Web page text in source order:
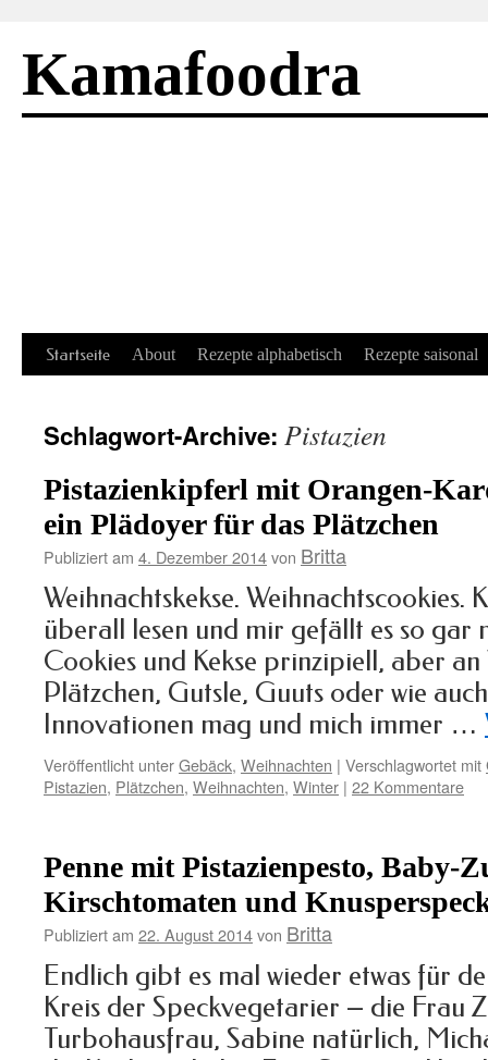
Kamafoodra
Springe
Inhalt
Startseite About Rezepte alphabetisch Rezepte saisonal
Schlagwort-Archive: Pistazien
Pistazienkipferl mit Orangen-
ein Plädoyer für das Plätzchen
Publiziert am 4. Dezember 2014von Britta
Weihnachtskekse. Weihnachtscookies.
überall lesen und mir gefällt es so gar
Cookies und Kekse prinzipiell, aber an
Plätzchen, Gutsle, Guuts oder wie
Innovationen mag und mich immer …
Veröffentlicht unterGebäck, Weihnachten | Verschlagwortet mit
Pistazien, Plätzchen, Weihnachten, Winter | 22 Kommentare
Penne mit Pistazienpesto, Baby-
Kirschtomaten und
Publiziert am 22. August 2014von Britta
Endlich gibt es mal wieder etwas für
Kreis der Speckvegetarier – die Frau
Turbohausfrau, Sabine natürlich,